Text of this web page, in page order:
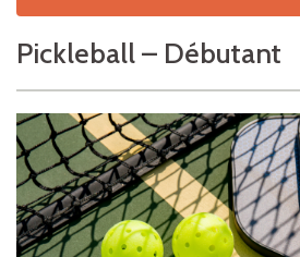
Pickleball – Débutant